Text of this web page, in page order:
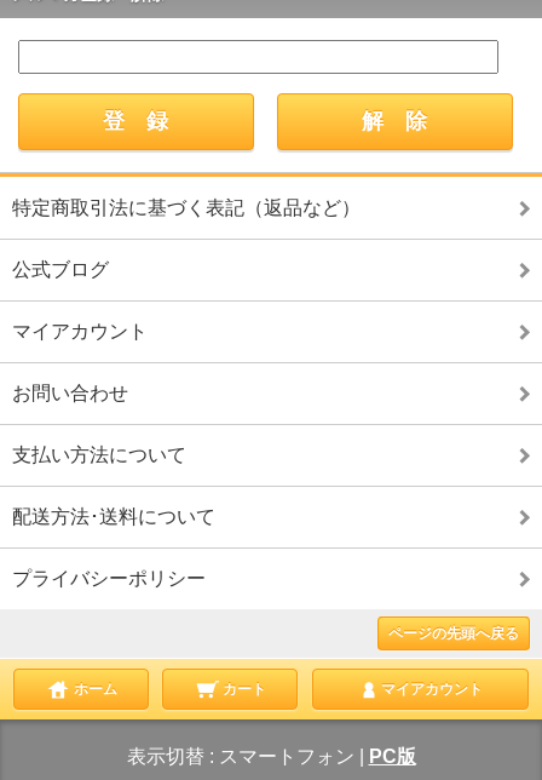
特定商取引法に基づく表記（返品など）
公式ブログ
マイアカウント
お問い合わせ
支払い方法について
配送方法･送料について
プライバシーポリシー
ページの先頭へ戻る
ホーム カート マイアカウント
表示切替 : スマートフォン PC版